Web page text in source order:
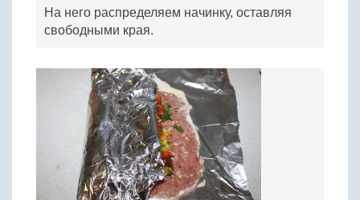
На него распределяем начинку, оставляя
свободными края.